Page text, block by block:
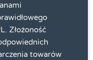
Złożoność
towarów